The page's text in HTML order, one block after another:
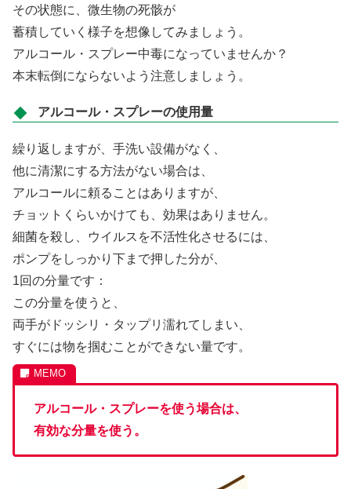
その状態に、微生物の死骸が
蓄積していく様子を想像してみましょう。
アルコール・スプレー中毒になっていませんか？
本末転倒にならないよう注意しましょう。
アルコール・スプレーの使用量
繰り返しますが、手洗い設備がなく、
他に清潔にする方法がない場合は、
アルコールに頼ることはありますが、
チョットくらいかけても、効果はありません。
細菌を殺し、ウイルスを不活性化させるには、
ポンプをしっかり下まで押した分が、
1回の分量です：
この分量を使うと、
両手がドッシリ・タップリ濡れてしまい、
すぐには物を掴むことができない量です。
アルコール・スプレーを使う場合は、
有効な分量を使う。